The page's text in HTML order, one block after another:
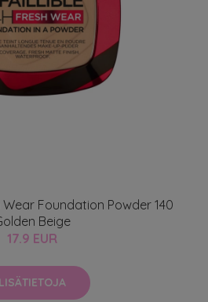
Wear Foundation Powder 140
Beige
17.9 EUR
LISÄTIETOJA